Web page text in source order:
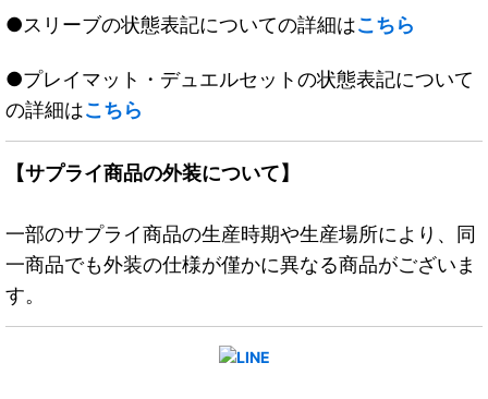
●スリーブの状態表記についての詳細はこちら
●プレイマット・デュエルセットの状態表記について
の詳細はこちら
【サプライ商品の外装について】
一部のサプライ商品の生産時期や生産場所により、同
一商品でも外装の仕様が僅かに異なる商品がございま
す。